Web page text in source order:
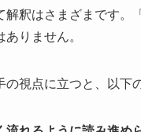
解釈はさまざまです
りません。
視点に立つと、以下